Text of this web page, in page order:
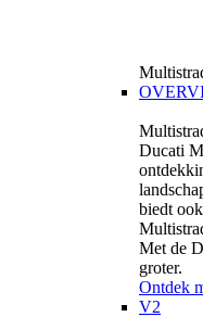
Ducati
biedt
Met de
groter.
Ontdek
V2